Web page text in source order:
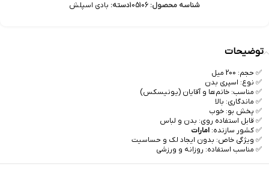
شناسه محصول: 105106دسته: بادی اسپلش
توضیحات
✅ حجم: 200 میل
✅ نوع: اسپری بدن
✅ مناسب: خانم‌ها و آقایان (یونیسکس)
✅ ماندگاری: بالا
✅ پخش بو: خوب
✅ قابل استفاده روی: بدن و لباس
✅ کشور سازنده: امارات
✅ ویژگی خاص: بدون ایجاد لک و حساسیت
✅ مناسب استفاده: روزانه و ورزشی